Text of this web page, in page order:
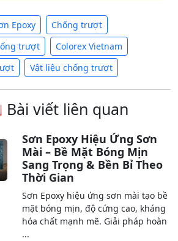
Epoxy
Chống trượt
trượt
Colorex Vietnam
Vật liệu chống trượt
Bài viết liên quan
Sơn Epoxy Hiệu Ứng Sơn
Mài – Bề Mặt Bóng Mịn
Sang Trọng & Bền Bỉ Theo
Thời Gian
Sơn Epoxy hiệu ứng sơn mài tạo bề
mặt bóng mịn, độ cứng cao, kháng
hóa chất mạnh mẽ. Giải pháp hoàn
...